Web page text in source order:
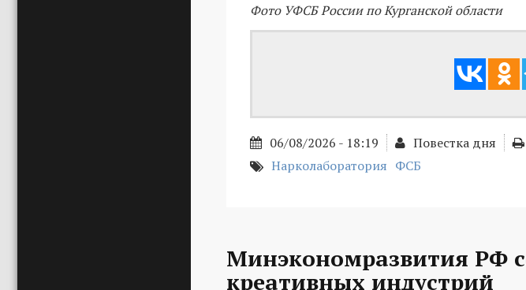
Фото УФСБ России по Курганской области
06/08/2026 - 18:19 Повестка дня
Нарколаборатория ФСБ
Минэкономразвития РФ
креативных индустрий